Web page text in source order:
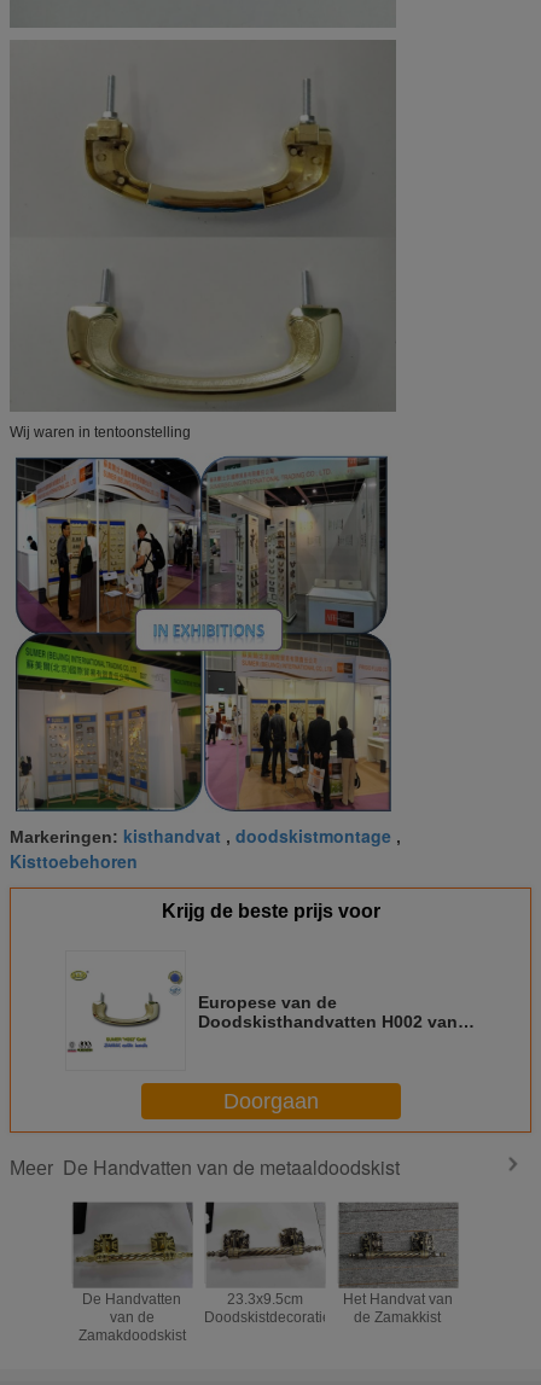
Wij waren in tentoonstelling
Markeringen: kisthandvat , doodskistmontage ,
Kisttoebehoren
Krijg de beste prijs voor
Europese van de
Doodskisthandvatten H002 van
hardware van de
metaaldoodskist
Doorgaan
Meer De Handvatten van de metaaldoodskist
De Handvatten
van de
Zamakdoodskist
23.3x9.5cm
Doodskistdecoratie
Het Handvat van
de Zamakkist